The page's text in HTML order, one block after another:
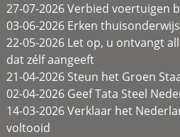
27-07-2026 Verbied voertuigen
03-06-2026 Erken
22-05-2026 Let op, u ontvangt
dat zélf aangeeft
21-04-2026 Steun het Groen
02-04-2026 Geef Tata Steel
14-03-2026 Verklaar het
voltooid